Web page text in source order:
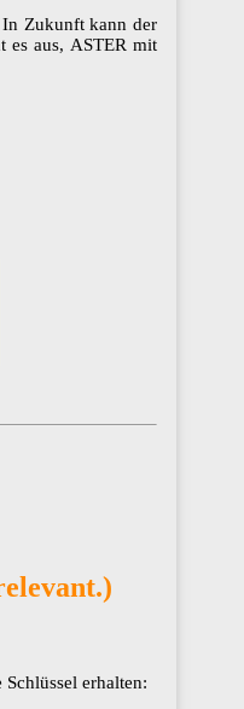
In Zukunft kann der
es aus, ASTER mit
erhalten: